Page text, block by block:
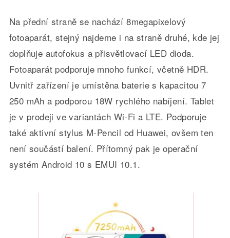
Na přední straně se nachází 8megapixelový
fotoaparát, stejný najdeme i na straně druhé, kde jej
doplňuje autofokus a přisvětlovací LED dioda.
Fotoaparát podporuje mnoho funkcí, včetně HDR.
Uvnitř zařízení je umístěna baterie s kapacitou 7
250 mAh a podporou 18W rychlého nabíjení. Tablet
je v prodeji ve variantách Wi-Fi a LTE. Podporuje
také aktivní stylus M-Pencil od Huawei, ovšem ten
není součástí balení. Přítomný pak je operační
systém Android 10 s EMUI 10.1.